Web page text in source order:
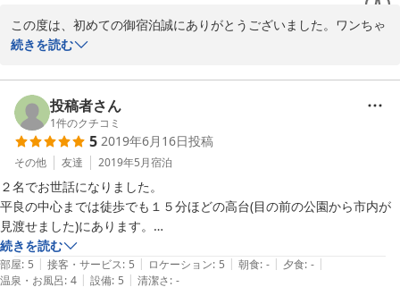
この度は、初めての御宿泊誠にありがとうございました。ワンちゃ
ん連れのお客様にも安心して滞在いただけるよう、工夫しておりま
今回の旅が楽しく過ごせたようで、本当に良かったです。きっと又
次回も、ワンちゃんも場所を覚えてて安心するはずかと思います。
又のお越し心よりお待ちしております。
この度は本当にありがとうございました。
2019-11-13
続きを読む
投稿者さん
1件のクチコミ
5 2019年6月16日投稿
その他 友達 2019年5月宿泊
２名でお世話になりました。
平良の中心までは徒歩でも１５分ほどの高台(目の前の公園から市内が
見渡せました)にあります。
受付等がなくどこから入るのかわからなかったのですが、すぐにオーナ
ーさんが出てきてくださりそのままお部屋へ案内してくださいました。
続きを読む
部屋: 5 | 接客・サービス: 5 | ロケーション: 5 | 朝食: - | 夕食: - |
温泉・お風呂: 4 | 設備: 5 | 清潔さ: -